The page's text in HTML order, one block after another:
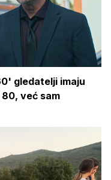
gledatelji imaju
već sam